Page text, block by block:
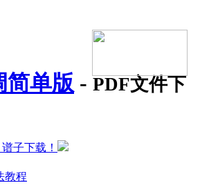
简单版 -PDF文件下
子下载！
教程